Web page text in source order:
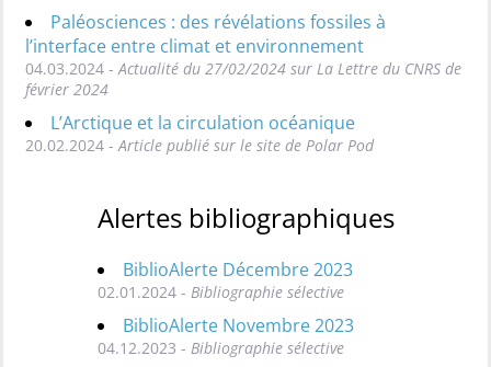
Paléosciences : des révélations fossiles à
l’interface entre climat et environnement
04.03.2024 - Actualité du 27/02/2024 sur La Lettre du CNRS de
février 2024
L’Arctique et la circulation océanique
20.02.2024 - Article publié sur le site de Polar Pod
Alertes bibliographiques
BiblioAlerte Décembre 2023
02.01.2024 - Bibliographie sélective
BiblioAlerte Novembre 2023
04.12.2023 - Bibliographie sélective